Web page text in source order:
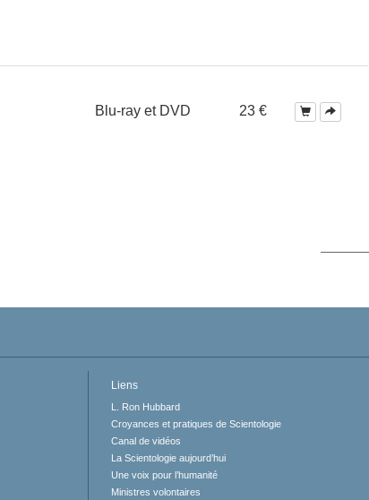
Blu-ray et DVD 23 €
Liens
L. Ron Hubbard
Croyances et pratiques de Scientologie
Canal de vidéos
La Scientologie aujourd’hui
Une voix pour l’humanité
Ministres volontaires